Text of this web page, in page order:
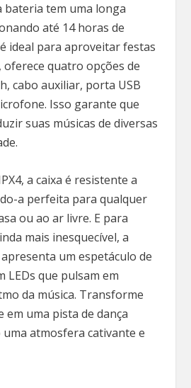
bateria tem uma longa
até 14 horas de
ideal para aproveitar festas
oferece quatro opções de
cabo auxiliar, porta USB
Isso garante que
suas músicas de diversas
a caixa é resistente a
a perfeita para qualquer
ou ao ar livre. E para
mais inesquecível, a
apresenta um espetáculo de
LEDs que pulsam em
da música. Transforme
uma pista de dança
atmosfera cativante e